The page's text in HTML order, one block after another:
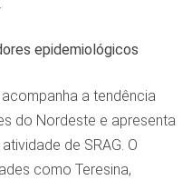
epidemiológicos
a tendência
do Nordeste e apresenta
de SRAG. O
como Teresina,